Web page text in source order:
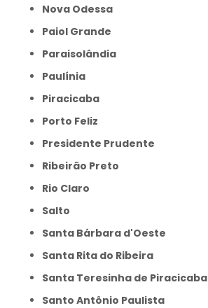
Nova Odessa
Paiol Grande
Paraisolândia
Paulínia
Piracicaba
Porto Feliz
Presidente Prudente
Ribeirão Preto
Rio Claro
Salto
Santa Bárbara d'Oeste
Santa Rita do Ribeira
Santa Teresinha de Piracicaba
Santo Antônio Paulista